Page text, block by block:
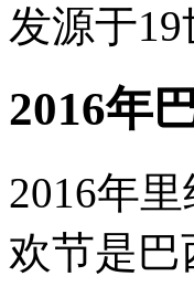
发源于
2016年
2016年
欢节是